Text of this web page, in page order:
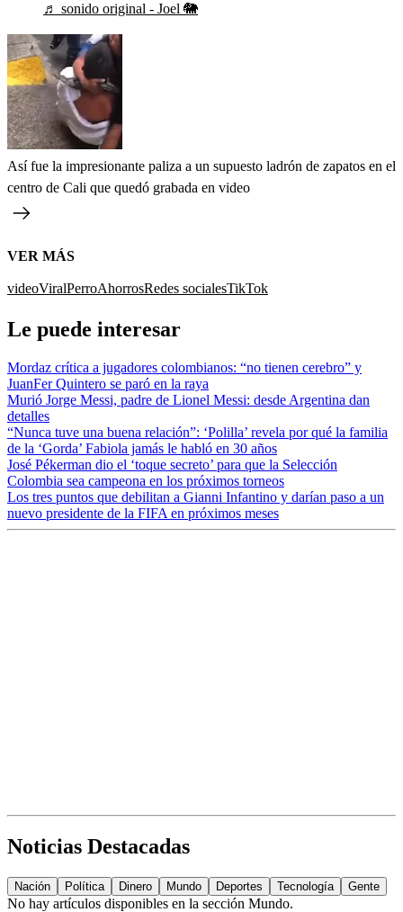
♬ sonido original - Joel 🐘
Así fue la impresionante paliza a un supuesto ladrón de zapatos en el
centro de Cali que quedó grabada en video
VER MÁS
videoViralPerroAhorrosRedes socialesTikTok
Le puede interesar
Mordaz crítica a jugadores colombianos: “no tienen cerebro” y
JuanFer Quintero se paró en la raya
Murió Jorge Messi, padre de Lionel Messi: desde Argentina dan
detalles
“Nunca tuve una buena relación”: ‘Polilla’ revela por qué la familia
de la ‘Gorda’ Fabiola jamás le habló en 30 años
José Pékerman dio el ‘toque secreto’ para que la Selección
Colombia sea campeona en los próximos torneos
Los tres puntos que debilitan a Gianni Infantino y darían paso a un
nuevo presidente de la FIFA en próximos meses
Noticias Destacadas
Nación Política Dinero Mundo Deportes Tecnología Gente
No hay artículos disponibles en la sección Mundo.